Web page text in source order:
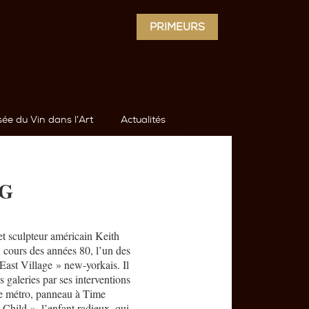
PRIMEURS
du Vin dans l’Art Actualités
sculpteur américain Keith
des années 80, l’un des
Village » new-yorkais. Il
galeries par ses interventions
panneau à Time